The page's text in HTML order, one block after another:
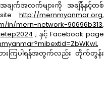
ျက်အလက်များကို အချိန်နှင့်တစ်
http://mernmyanmar.org,
in/mern-network-90696b313,
, နှင့် Facebook page
ားကြပါရန်အတွက်လည်း တိုက်တွန်း